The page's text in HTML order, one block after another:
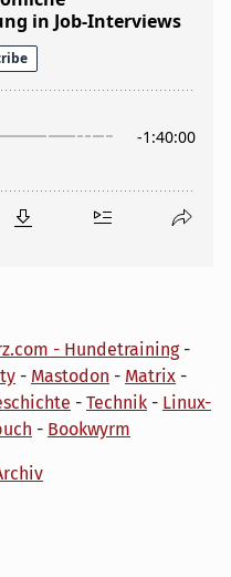
- Hundetraining-
- Mastodon - Matrix -
- Technik - Linux-
- Bookwyrm